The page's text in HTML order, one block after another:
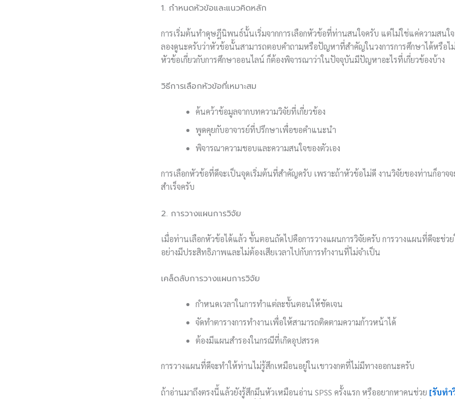
1. กำหนดหัวข้อและแนวคิดหลัก
การเริ่มต้นทำดุษฎีนิพนธ์นั้นเริ่มจากการเลือกหัวข้อที่ท่านสนใจครับ แต่ไม่ใช่แค่ความสนใจ
ลองดูนะครับว่าหัวข้อนั้นสามารถตอบคำถามหรือปัญหาที่สำคัญในวงการการศึกษาได้หรือไ
หัวข้อเกี่ยวกับการศึกษาออนไลน์ ก็ต้องพิจารณาว่าในปัจจุบันมีปัญหาอะไรที่เกี่ยวข้องบ้าง
วิธีการเลือกหัวข้อที่เหมาะสม
ค้นคว้าข้อมูลจากบทความวิจัยที่เกี่ยวข้อง
พูดคุยกับอาจารย์ที่ปรึกษาเพื่อขอคำแนะนำ
พิจารณาความชอบและความสนใจของตัวเอง
การเลือกหัวข้อที่ดีจะเป็นจุดเริ่มต้นที่สำคัญครับ เพราะถ้าหัวข้อไม่ดี งานวิจัยของท่านก็อาจ
สำเร็จครับ
2. การวางแผนการวิจัย
เมื่อท่านเลือกหัวข้อได้แล้ว ขั้นตอนถัดไปคือการวางแผนการวิจัยครับ การวางแผนที่ดีจะช่ว
อย่างมีประสิทธิภาพและไม่ต้องเสียเวลาไปกับการทำงานที่ไม่จำเป็น
เคล็ดลับการวางแผนการวิจัย
กำหนดเวลาในการทำแต่ละขั้นตอนให้ชัดเจน
จัดทำตารางการทำงานเพื่อให้สามารถติดตามความก้าวหน้าได้
ต้องมีแผนสำรองในกรณีที่เกิดอุปสรรค
การวางแผนที่ดีจะทำให้ท่านไม่รู้สึกเหมือนอยู่ในเขาวงกตที่ไม่มีทางออกนะครับ
ถ้าอ่านมาถึงตรงนี้แล้วยังรู้สึกมึนหัวเหมือนอ่าน SPSS ครั้งแรก หรืออยากหาคนช่วย [รับท